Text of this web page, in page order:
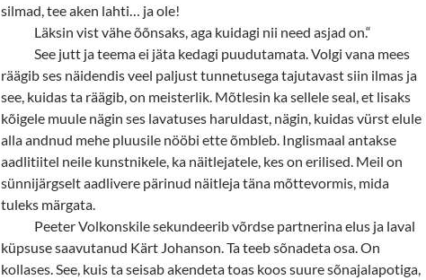
silmad, tee aken lahti… ja ole!
Läksin vist vähe õõnsaks, aga kuidagi nii need asjad on.“
See jutt ja teema ei jäta kedagi puudutamata. Volgi vana mees
räägib ses näidendis veel paljust tunnetusega tajutavast siin ilmas ja
see, kuidas ta räägib, on meisterlik. Mõtlesin ka sellele seal, et lisaks
kõigele muule nägin ses lavatuses haruldast, nägin, kuidas vürst elule
alla andnud mehe pluusile nööbi ette õmbleb. Inglismaal antakse
aadlitiitel neile kunstnikele, ka näitlejatele, kes on erilised. Meil on
sünnijärgselt aadlivere pärinud näitleja täna mõttevormis, mida
tuleks märgata.
Peeter Volkonskile sekundeerib võrdse partnerina elus ja laval
küpsuse saavutanud Kärt Johanson. Ta teeb sõnadeta osa. On
kollases. See, kuis ta seisab akendeta toas koos suure sõnajalapotiga,